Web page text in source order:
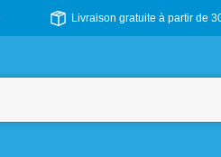
Livraison gratuite à partir de